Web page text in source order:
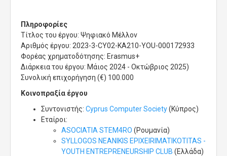
Πληροφορίες
Τίτλος του έργου: Ψηφιακό Μέλλον
Αριθμός έργου: 2023-3-CY02-KA210-YOU-000172933
Φορέας χρηματοδότησης: Erasmus+
Διάρκεια του έργου: Μάιος 2024 - Οκτώβριος 2025)
Συνολική επιχορήγηση (€) 100.000
Κοινοπραξία έργου
Συντονιστής: Cyprus Computer Society(Κύπρος)
Εταίροι:
ASOCIATIA STEM4RO (Ρουμανία)
SYLLOGOS NEANIKIS EPIXEIRIMATIKOTITAS -
YOUTH ENTREPRENEURSHIP CLUB (Ελλάδα)